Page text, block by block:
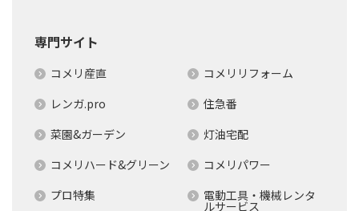
専門サイト
コメリ産直
コメリリフォーム
レンガ.pro
住急番
菜園&ガーデン
灯油宅配
コメリハード&グリーン
コメリパワー
プロ特集
電動工具・機械レンタ
ルサービス